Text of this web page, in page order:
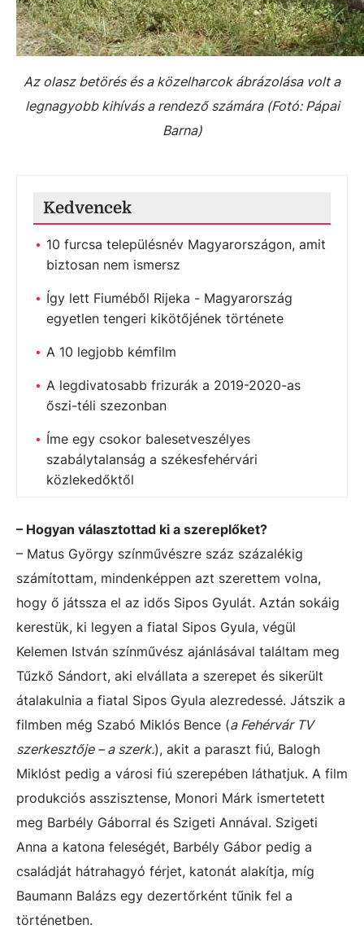
Az olasz betörés és a közelharcok ábrázolása volt a
legnagyobb kihívás a rendező számára (Fotó: Pápai
Barna)
Kedvencek
10 furcsa településnév Magyarországon, amit
biztosan nem ismersz
Így lett Fiuméből Rijeka - Magyarország
egyetlen tengeri kikötőjének története
A 10 legjobb kémfilm
A legdivatosabb frizurák a 2019-2020-as
őszi-téli szezonban
Íme egy csokor balesetveszélyes
szabálytalanság a székesfehérvári
közlekedőktől
– Hogyan választottad ki a szereplőket?
– Matus György színművészre száz százalékig
számítottam, mindenképpen azt szerettem volna,
hogy ő játssza el az idős Sipos Gyulát. Aztán sokáig
kerestük, ki legyen a fiatal Sipos Gyula, végül
Kelemen István színművész ajánlásával találtam meg
Tűzkő Sándort, aki elvállata a szerepet és sikerült
átalakulnia a fiatal Sipos Gyula alezredessé. Játszik a
filmben még Szabó Miklós Bence (a Fehérvár TV
szerkesztője – a szerk.), akit a paraszt fiú, Balogh
Miklóst pedig a városi fiú szerepében láthatjuk. A film
produkciós asszisztense, Monori Márk ismertetett
meg Barbély Gáborral és Szigeti Annával. Szigeti
Anna a katona feleségét, Barbély Gábor pedig a
családját hátrahagyó férjet, katonát alakítja, míg
Baumann Balázs egy dezertőrként tűnik fel a
történetben.